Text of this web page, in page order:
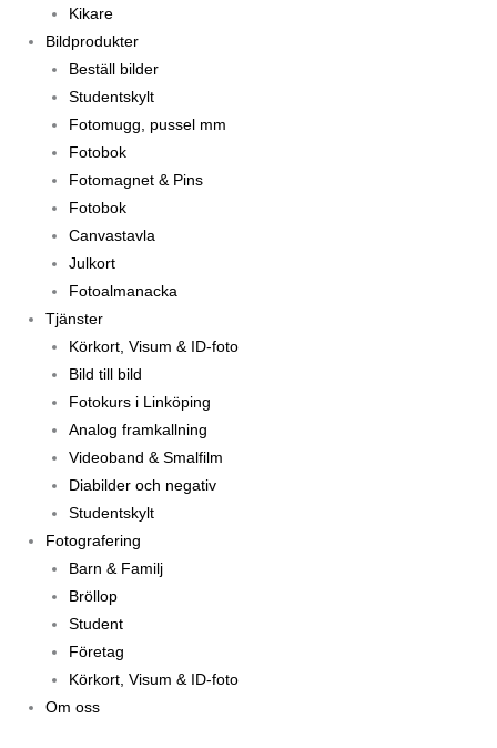
Kikare
Bildprodukter
Beställ bilder
Studentskylt
Fotomugg, pussel mm
Fotobok
Fotomagnet & Pins
Fotobok
Canvastavla
Julkort
Fotoalmanacka
Tjänster
Körkort, Visum & ID-foto
Bild till bild
Fotokurs i Linköping
Analog framkallning
Videoband & Smalfilm
Diabilder och negativ
Studentskylt
Fotografering
Barn & Familj
Bröllop
Student
Företag
Körkort, Visum & ID-foto
Om oss